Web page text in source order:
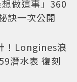
做這事」360
訣一次公開
！Longines浪
潛水表 復刻